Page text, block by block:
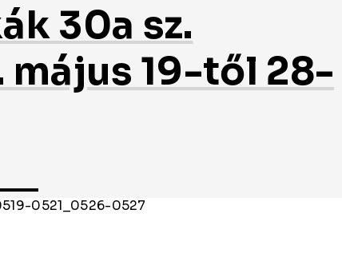
30a sz.
19-től 28-
0521_0526-0527